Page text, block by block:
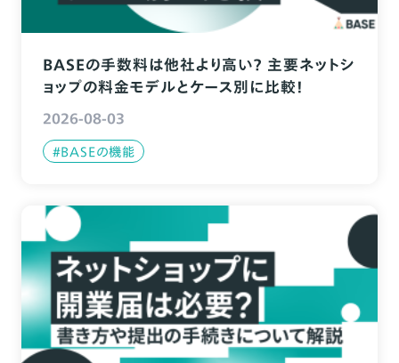
BASEの手数料は他社より高い？ 主要ネットシ
ョップの料金モデルとケース別に比較！
2026-08-03
#BASEの機能